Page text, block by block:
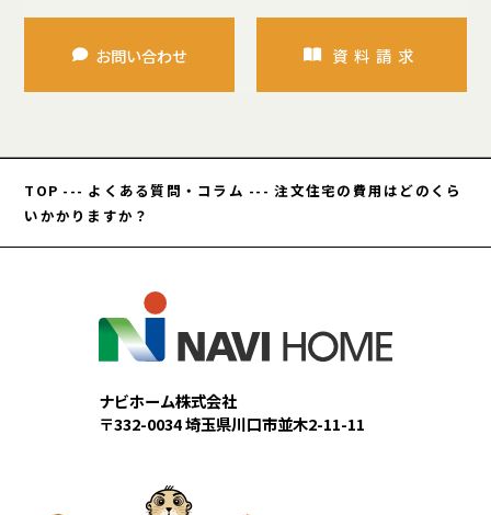
お問い合わせ 資料請求
TOP --- よくある質問・コラム ---注文住宅の費用はどのくら
いかかりますか？
ナビホーム株式会社
〒332-0034 埼玉県川口市並木2-11-11